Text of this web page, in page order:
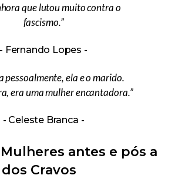
que lutou muito contra o
fascismo.”
Fernando Lopes
pessoalmente, ela e o marido.
era uma mulher encantadora.”
Celeste Branca
antes e pós a
Cravos